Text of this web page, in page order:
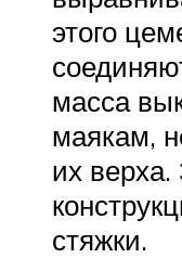
этого
масса
маякам,
их
стяжки.